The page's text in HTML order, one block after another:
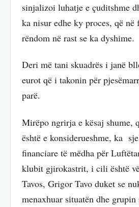
sinjalizoi luhatje e çuditshme
ka nisur edhe ky proces, që në
rëndom në rast se ka dyshime.
Deri më tani skuadrës i janë
eurot që i takonin për
parë.
Mirëpo ngrirja e kësaj shume,
është e konsiderueshme, ka
financiare të mëdha për
klubit gjirokastrit, i cili është
Tavos, Grigor Tavo duket se
menaxhuar situatën dhe